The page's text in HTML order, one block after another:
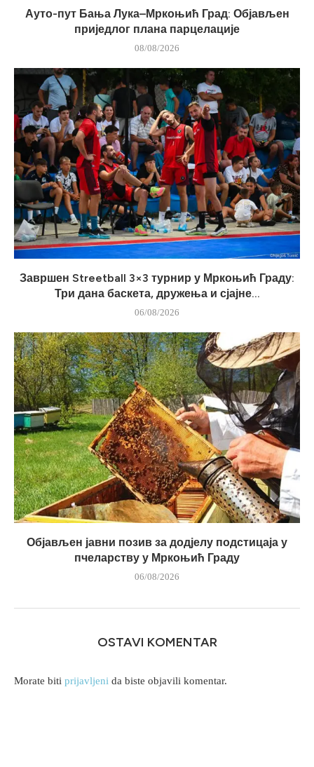
Ауто-пут Бања Лука–Мркоњић Град: Објављен
приједлог плана парцелације
08/08/2026
Завршен Streetball 3×3 турнир у Мркоњић Граду:
Три дана баскета, дружења и сјајне...
06/08/2026
Објављен јавни позив за додјелу подстицаја у
пчеларству у Мркоњић Граду
06/08/2026
OSTAVI KOMENTAR
Morate biti prijavljeni da biste objavili komentar.